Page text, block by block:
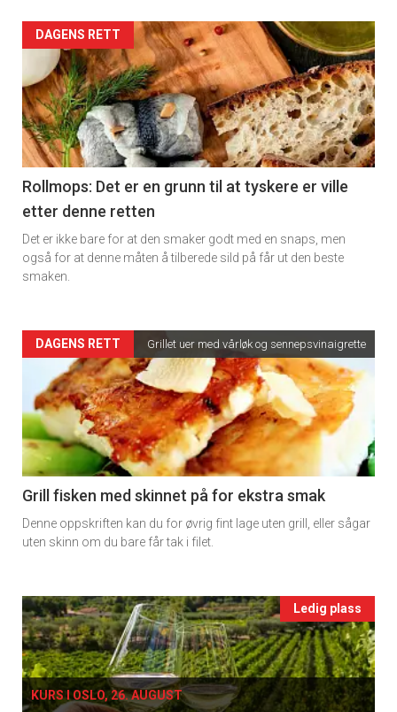
rett
Artikler
detail
-
section
11
Dagens
rett
DAGENS RETT
Rollmops: Det er en grunn til at tyskere er ville
etter denne retten
Det er ikke bare for at den smaker godt med en snaps, men
også for at denne måten å tilberede sild på får ut den beste
smaken.
Artikler
detail
-
section
11
Ukens
DAGENS RETT Grillet uer med vårløk og sennepsvinaigrette
Grill fisken med skinnet på for ekstra smak
Denne oppskriften kan du for øvrig fint lage uten grill, eller sågar
uten skinn om du bare får tak i filet.
Events
single
Ledig plass
KURS I OSLO, 26. AUGUST